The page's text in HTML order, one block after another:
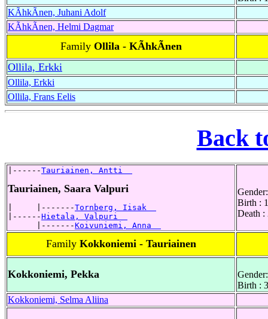
KÃhkÃnen, Juhani Adolf
KÃhkÃnen, Helmi Dagmar
Family Ollila - KÃhkÃnen
Ollila, Erkki
Ollila, Erkki
Ollila, Frans Eelis
Back
|------Tauriainen, Antti
Tauriainen, Saara Valpuri
|     |-------Tornberg, Iisak
|------Hietala, Valpuri
      |-------
Koivuniemi, Anna
Birth :
Death
Family Kokkoniemi - Tauriainen
Kokkoniemi, Pekka
Birth :
Kokkoniemi, Selma Aliina